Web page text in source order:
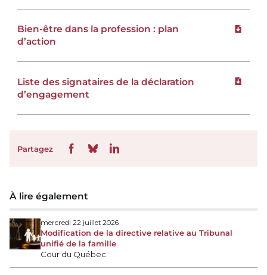
Bien-être dans la profession : plan
d’action
Liste des signataires de la déclaration
d’engagement
Partagez
À lire également
mercredi 22 juillet 2026
Modification de la directive relative au Tribunal
unifié de la famille
Cour du Québec